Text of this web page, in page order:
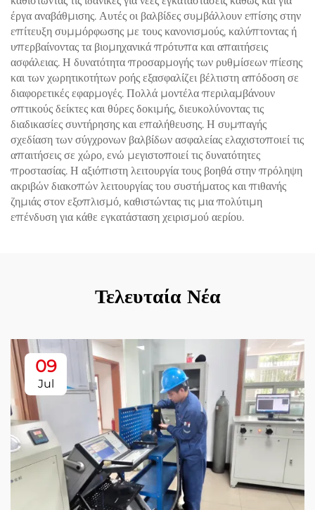
έργα αναβάθμισης. Αυτές οι βαλβίδες συμβάλλουν επίσης στην
επίτευξη συμμόρφωσης με τους κανονισμούς, καλύπτοντας ή
υπερβαίνοντας τα βιομηχανικά πρότυπα και απαιτήσεις
ασφάλειας. Η δυνατότητα προσαρμογής των ρυθμίσεων πίεσης
και των χωρητικοτήτων ροής εξασφαλίζει βέλτιστη απόδοση σε
διαφορετικές εφαρμογές. Πολλά μοντέλα περιλαμβάνουν
οπτικούς δείκτες και θύρες δοκιμής, διευκολύνοντας τις
διαδικασίες συντήρησης και επαλήθευσης. Η συμπαγής
σχεδίαση των σύγχρονων βαλβίδων ασφαλείας ελαχιστοποιεί τις
απαιτήσεις σε χώρο, ενώ μεγιστοποιεί τις δυνατότητες
προστασίας. Η αξιόπιστη λειτουργία τους βοηθά στην πρόληψη
ακριβών διακοπών λειτουργίας του συστήματος και πιθανής
ζημιάς στον εξοπλισμό, καθιστώντας τις μια πολύτιμη
επένδυση για κάθε εγκατάσταση χειρισμού αερίου.
Τελευταία Νέα
09
Jul